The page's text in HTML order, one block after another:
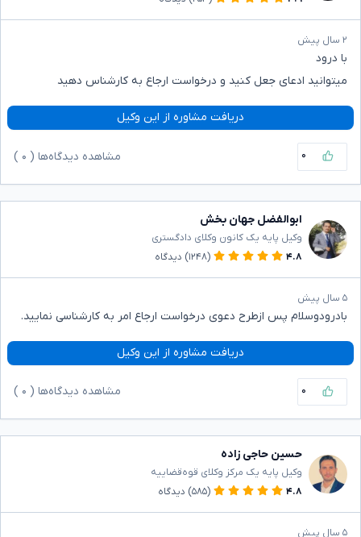
۲ سال پیش
با درود
میتوانید ادعای جعل کنید و درخواست ارجاع به کارشناس دهید
دریافت مشاوره از این وکیل
۰ مشاهده دیدگاه‌ها ( ۰
ابوالفضل جهان بخش
وکیل پایه یک کانون وکلای دادگستری
۴.۸
(۱۲۴۸) دیدگاه
۵ سال پیش
بادرودوسلام پس ازطرح دعوی درخواست ارجاع امر به کارشناسی نمایید.
دریافت مشاوره از این وکیل
۰ مشاهده دیدگاه‌ها ( ۰
حسین حاجی زاده
وکیل پایه یک مرکز وکلای قوه‌قضاییه
۴.۸
(۵۸۵) دیدگاه
۵ سال پیش